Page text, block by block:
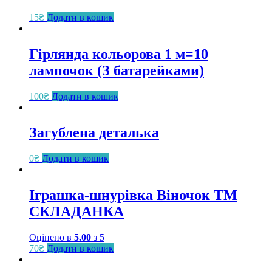
15₴ Додати в кошик
Гірлянда кольорова 1 м=10
лампочок (З батарейками)
100₴ Додати в кошик
Загублена деталька
0₴ Додати в кошик
Іграшка-шнурівка Віночок ТМ
СКЛАДАНКА
Оцінено в 5.00 з 5
70₴ Додати в кошик